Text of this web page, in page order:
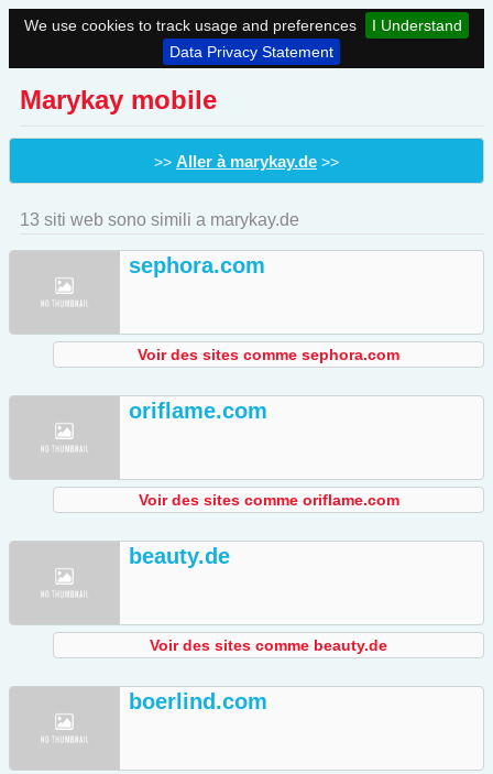
We use cookies to track usage and preferences
I Understand
Data Privacy Statement
Marykay mobile
>> Aller à marykay.de >>
13 siti web sono simili a marykay.de
sephora.com
Voir des sites comme sephora.com
oriflame.com
Voir des sites comme oriflame.com
beauty.de
Voir des sites comme beauty.de
boerlind.com